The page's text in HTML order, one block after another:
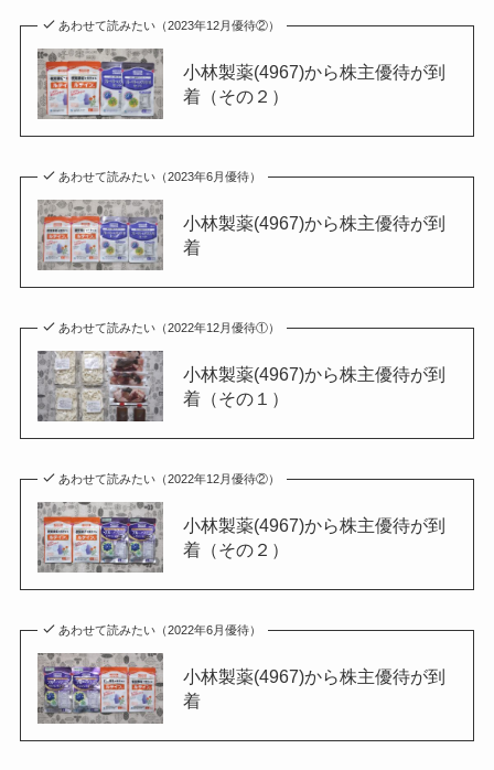
あわせて読みたい（2023年12月優待②）
小林製薬(4967)から株主優待が到
着（その２）
あわせて読みたい（2023年6月優待）
小林製薬(4967)から株主優待が到
着
あわせて読みたい（2022年12月優待①）
小林製薬(4967)から株主優待が到
着（その１）
あわせて読みたい（2022年12月優待②）
小林製薬(4967)から株主優待が到
着（その２）
あわせて読みたい（2022年6月優待）
小林製薬(4967)から株主優待が到
着